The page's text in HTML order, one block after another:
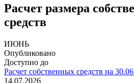
Расчет размера
средств
ИЮНЬ
Опубликовано
Доступно до
Расчет собственных средств на
14.07.2026